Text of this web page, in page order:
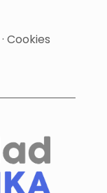
· Cookies